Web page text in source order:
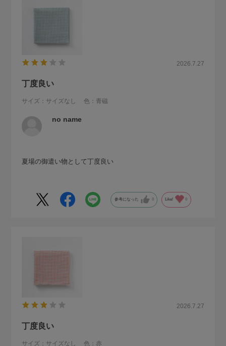
2026.7.27
丁度良い
サイズ：サイズなし 色：青磁
no name
夏場の御遣い物として丁度良い
参考になった 0 Like! 0
2026.7.27
丁度良い
サイズ：サイズなし 色：赤